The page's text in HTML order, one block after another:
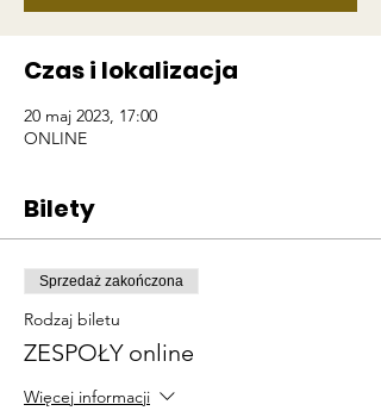
Czas i lokalizacja
20 maj 2023, 17:00
ONLINE
Bilety
Sprzedaż zakończona
Rodzaj biletu
ZESPOŁY online
Więcej informacji